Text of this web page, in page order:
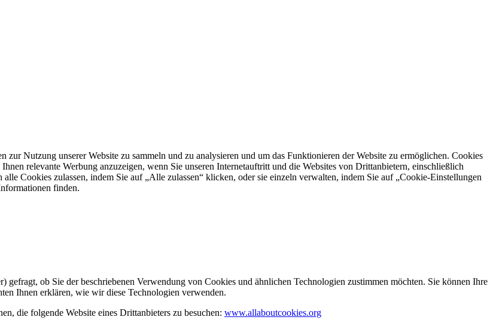
zur Nutzung unserer Website zu sammeln und zu analysieren und um das Funktionieren der Website zu ermöglichen. Cookies
relevante Werbung anzuzeigen, wenn Sie unseren Internetauftritt und die Websites von Drittanbietern, einschließlich
alle Cookies zulassen, indem Sie auf „Alle zulassen“ klicken, oder sie einzeln verwalten, indem Sie auf „Cookie-Einstellungen
finden.
ob Sie der beschriebenen Verwendung von Cookies und ähnlichen Technologien zustimmen möchten. Sie können Ihre
Ihnen erklären, wie wir diese Technologien verwenden.
die folgende Website eines Drittanbieters zu besuchen: www.allaboutcookies.org